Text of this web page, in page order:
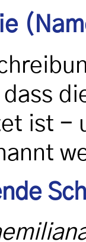
ist -